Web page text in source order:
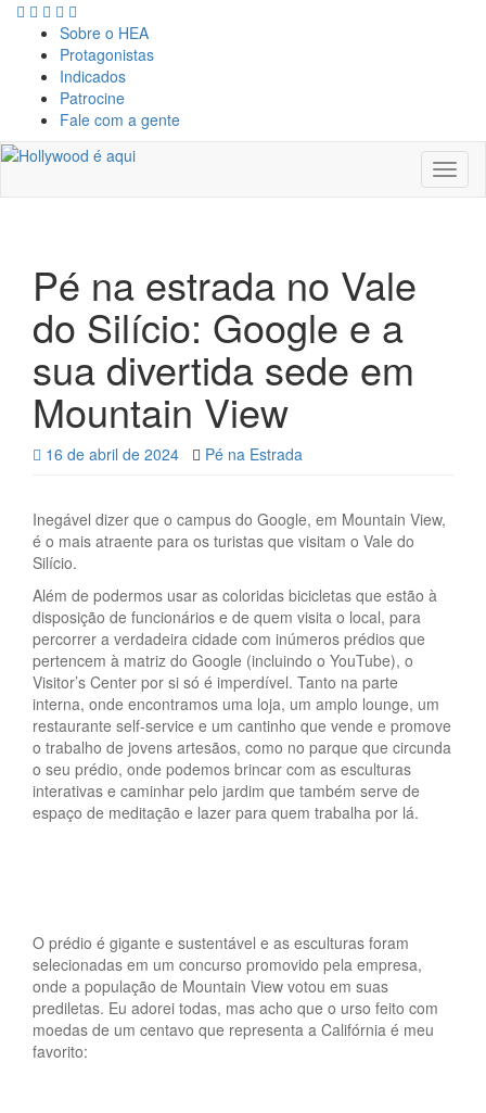
Sobre o HEA
Protagonistas
Indicados
Patrocine
Fale com a gente
Pé na estrada no Vale
do Silício: Google e a
sua divertida sede em
Mountain View
16 de abril de 2024 Pé na Estrada
Inegável dizer que o campus do Google, em Mountain View,
é o mais atraente para os turistas que visitam o Vale do
Silício.
Além de podermos usar as coloridas bicicletas que estão à
disposição de funcionários e de quem visita o local, para
percorrer a verdadeira cidade com inúmeros prédios que
pertencem à matriz do Google (incluindo o YouTube), o
Visitor’s Center por si só é imperdível. Tanto na parte
interna, onde encontramos uma loja, um amplo lounge, um
restaurante self-service e um cantinho que vende e promove
o trabalho de jovens artesãos, como no parque que circunda
o seu prédio, onde podemos brincar com as esculturas
interativas e caminhar pelo jardim que também serve de
espaço de meditação e lazer para quem trabalha por lá.
O prédio é gigante e sustentável e as esculturas foram
selecionadas em um concurso promovido pela empresa,
onde a população de Mountain View votou em suas
prediletas. Eu adorei todas, mas acho que o urso feito com
moedas de um centavo que representa a Califórnia é meu
favorito: